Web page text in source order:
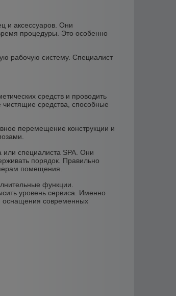
и аксессуаров. Они
процедуры. Это особенно
рабочую систему. Специалист
средств и проводить
средства, способные
перемещение конструкции и
специалиста SPA. Они
порядок. Правильно
помещения.
функции.
уровень сервиса. Именно
оснащения современных